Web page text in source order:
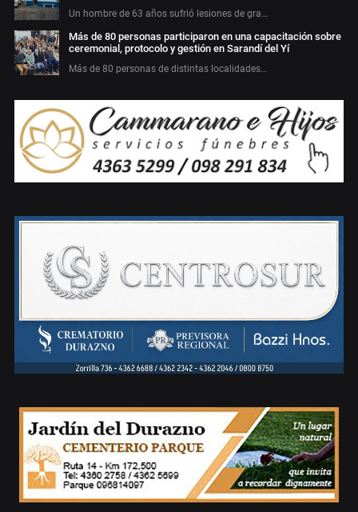
Un hombre de 63 años sufrió lesiones de gra…
Más de 80 personas participaron en una capacitación sobre
ceremonial, protocolo y gestión en Sarandí del Yí
Más de 80 personas de distintas localidades…